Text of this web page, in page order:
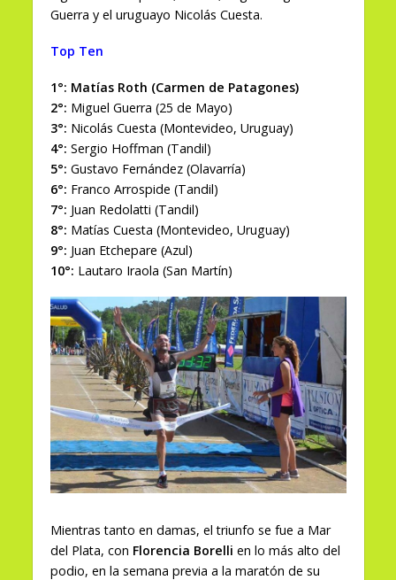
Guerra y el uruguayo Nicolás Cuesta.
Top Ten
1°: Matías Roth (Carmen de Patagones)
2°: Miguel Guerra (25 de Mayo)
3°: Nicolás Cuesta (Montevideo, Uruguay)
4°: Sergio Hoffman (Tandil)
5°: Gustavo Fernández (Olavarría)
6°: Franco Arrospide (Tandil)
7°: Juan Redolatti (Tandil)
8°: Matías Cuesta (Montevideo, Uruguay)
9°: Juan Etchepare (Azul)
10°: Lautaro Iraola (San Martín)
Mientras tanto en damas, el triunfo se fue a Mar
del Plata, con Florencia Borelli en lo más alto del
podio, en la semana previa a la maratón de su